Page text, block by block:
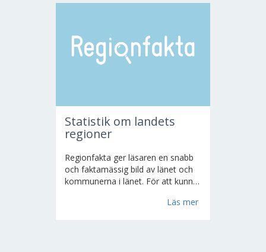
Statistik om landets
regioner
Regionfakta ger läsaren en snabb
och faktamässig bild av länet och
kommunerna i länet. För att kunna
Läs mer